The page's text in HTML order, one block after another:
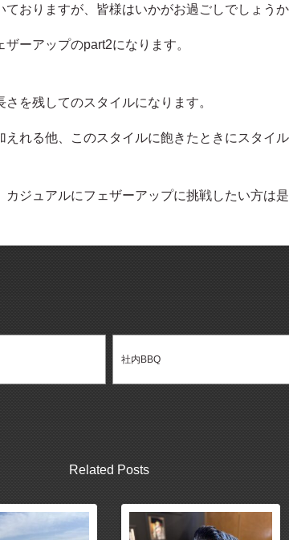
おりますが、皆様はいかがお過ごしでしょう
ーアップのpart2になります。
を残してのスタイルになります。
れる他、このスタイルに飽きたときにスタイ
ジュアルにフェザーアップに挑戦したい方は
社内BBQ
Related Posts